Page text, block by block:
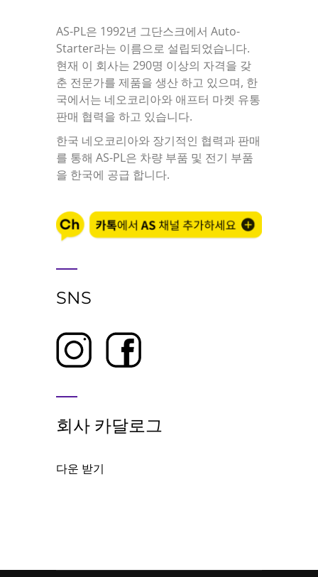
AS-PL은 1992년 그단스크에서 Auto-
Starter라는 이름으로 설립되었습니다.
현재 이 회사는 290명 이상의 자격을 갖
춘 전문가를 제품을 생산 하고 있으며, 한
국에서는 네오코리아와 애프터 마켓 유통
판매 협력을 하고 있습니다.
한국 네오코리아와 장기적인 협력과 판매
를 통해 AS-PL은 차량 부품 및 전기 부품
을 한국에 공급 합니다.
SNS
회사 카달로그
다운 받기